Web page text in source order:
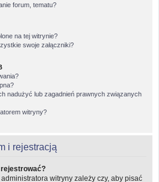
forum, tematu?
na tej witrynie?
swoje załączniki?
nadużyć lub zagadnień prawnych związanych
witryny?
i rejestracją
witryny zależy czy, aby pisać